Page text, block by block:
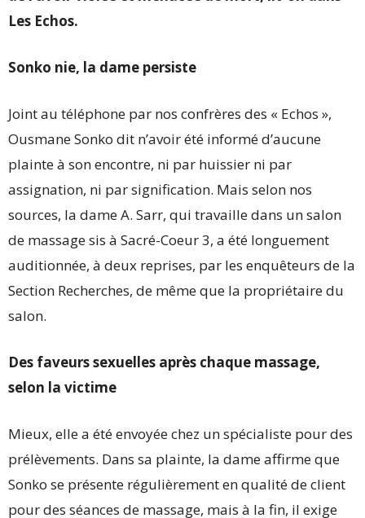
Les Echos.
Sonko nie, la dame persiste
Joint au téléphone par nos confrères des « Echos »,
Ousmane Sonko dit n’avoir été informé d’aucune
plainte à son encontre, ni par huissier ni par
assignation, ni par signification. Mais selon nos
sources, la dame A. Sarr, qui travaille dans un salon
de massage sis à Sacré-Coeur 3, a été longuement
auditionnée, à deux reprises, par les enquêteurs de la
Section Recherches, de même que la propriétaire du
salon.
Des faveurs sexuelles après chaque massage,
selon la victime
Mieux, elle a été envoyée chez un spécialiste pour des
prélèvements. Dans sa plainte, la dame affirme que
Sonko se présente régulièrement en qualité de client
pour des séances de massage, mais à la fin, il exige